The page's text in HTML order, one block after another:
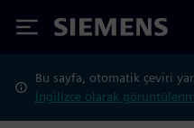
Siemens
Bu sayfa, otomatik çeviri
İngilizce olarak